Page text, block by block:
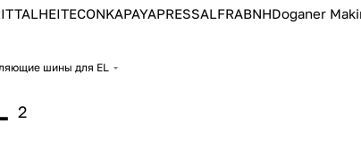
HEITECONKAPAYAPRESSALFRABNHDoganer
шины для EL
2